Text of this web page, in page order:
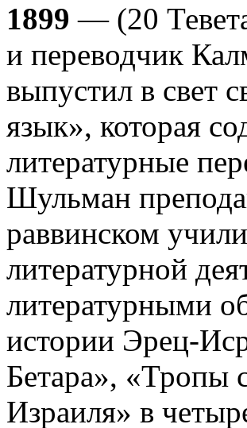
1899 — (20
и переводчик
выпустил в свет
язык», которая
литературные
Шульман
раввинском
литературной
литературными
истории Эрец-
Бетара», «Тропы
Израиля» в